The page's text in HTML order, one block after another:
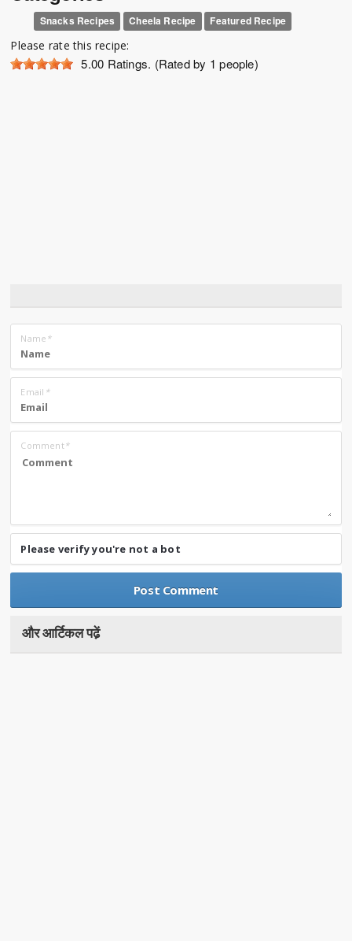
Snacks Recipes Cheela Recipe Featured Recipe
Please rate this recipe:
5.00 Ratings. (Rated by 1 people)
Name *
Email *
Comment*
Please verify you're not a bot
और आर्टिकल पढे़ं